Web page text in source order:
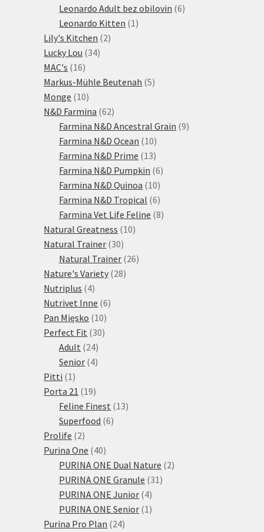
produktů
Leonardo Adult bez obilovin 66
Leonardo Kitten 1 1
Lily's Kitchen 22
Lucky Lou 3434
MAC's 1616
produktů
Markus-Mühle Beutenah 55
Monge 1010
produktů
N&D Farmina 6262
produktů
Farmina N&D Ancestral Grain 99
Farmina N&D Ocean 1010
produktů
Farmina N&D Prime 1313
produktů
Farmina N&D Pumpkin 66
Farmina N&D Quinoa 1010
produktů
Farmina N&D Tropical 66
produktů
Farmina Vet Life Feline 88
Natural Greatness 1010
Natural Trainer 3030
produktů
Natural Trainer 2626
Nature's Variety 2828
Nutriplus 44
produkty
Nutrivet Inne 66
Pan Mięsko 1010
produktů
Perfect Fit 3030
Adult 2424
produktů
Senior 44
Pitti 1 1
produkt
Porta 21 1919
produktů
Feline Finest 1313
Superfood 66
Prolife 22
produkty
Purina One 4040
produktů
PURINA ONE Dual Nature 22
PURINA ONE Granule 31 31
PURINA ONE Junior 44
produkty
PURINA ONE Senior 1 1
Purina Pro Plan 2424